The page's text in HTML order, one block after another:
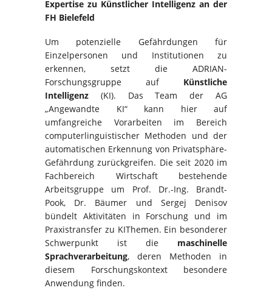
Expertise zu Künstlicher Intelligenz an der
FH Bielefeld
Um potenzielle Gefährdungen für
Einzelpersonen und Institutionen zu
erkennen, setzt die ADRIAN-
Forschungsgruppe auf Künstliche
Intelligenz (KI). Das Team der AG
„Angewandte KI“ kann hier auf
umfangreiche Vorarbeiten im Bereich
computerlinguistischer Methoden und der
automatischen Erkennung von Privatsphäre-
Gefährdung zurückgreifen. Die seit 2020 im
Fachbereich Wirtschaft bestehende
Arbeitsgruppe um Prof. Dr.-Ing. Brandt-
Pook, Dr. Bäumer und Sergej Denisov
bündelt Aktivitäten in Forschung und im
Praxistransfer zu KIThemen. Ein besonderer
Schwerpunkt ist die maschinelle
Sprachverarbeitung, deren Methoden in
diesem Forschungskontext besondere
Anwendung finden.